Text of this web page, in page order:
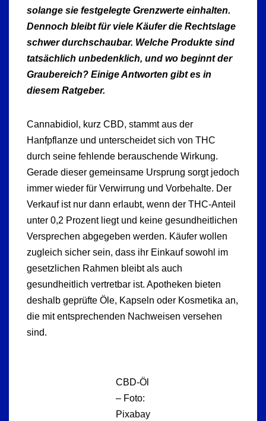
solange sie festgelegte Grenzwerte einhalten.
Dennoch bleibt für viele Käufer die Rechtslage
schwer durchschaubar. Welche Produkte sind
tatsächlich unbedenklich, und wo beginnt der
Graubereich? Einige Antworten gibt es in
diesem Ratgeber.
Cannabidiol, kurz CBD, stammt aus der
Hanfpflanze und unterscheidet sich von THC
durch seine fehlende berauschende Wirkung.
Gerade dieser gemeinsame Ursprung sorgt jedoch
immer wieder für Verwirrung und Vorbehalte. Der
Verkauf ist nur dann erlaubt, wenn der THC-Anteil
unter 0,2 Prozent liegt und keine gesundheitlichen
Versprechen abgegeben werden. Käufer wollen
zugleich sicher sein, dass ihr Einkauf sowohl im
gesetzlichen Rahmen bleibt als auch
gesundheitlich vertretbar ist. Apotheken bieten
deshalb geprüfte Öle, Kapseln oder Kosmetika an,
die mit entsprechenden Nachweisen versehen
sind.
CBD-Öl
– Foto:
Pixabay